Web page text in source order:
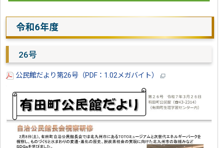
令和6年度
26号
公民館だより第26号（PDF：1.02メガバイト）